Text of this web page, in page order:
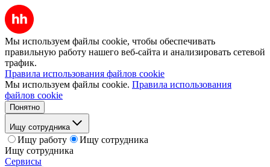
Мы используем файлы cookie, чтобы обеспечивать
правильную работу нашего веб-сайта и анализировать сетевой
трафик.
Правила использования файлов cookie
Мы используем файлы cookie. Правила использования
файлов cookie
Понятно
Ищу сотрудника
Ищу работу
Ищу сотрудника
Ищу сотрудника
Сервисы